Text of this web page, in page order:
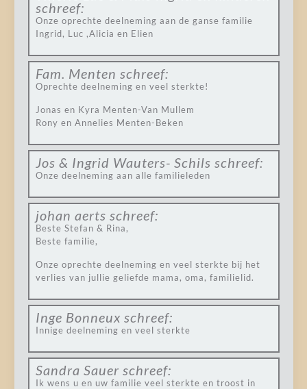
schreef:
Onze oprechte deelneming aan de ganse familie
Ingrid, Luc ,Alicia en Elien
Fam. Menten schreef:
Oprechte deelneming en veel sterkte!
Jonas en Kyra Menten-Van Mullem
Rony en Annelies Menten-Beken
Jos & Ingrid Wauters- Schils schreef:
Onze deelneming aan alle familieleden
johan aerts schreef:
Beste Stefan & Rina,
Beste familie,
Onze oprechte deelneming en veel sterkte bij het
verlies van jullie geliefde mama, oma, familielid.
Inge Bonneux schreef:
Innige deelneming en veel sterkte
Sandra Sauer schreef:
Ik wens u en uw familie veel sterkte en troost in